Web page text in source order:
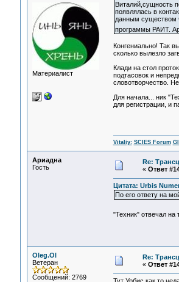
Материалист
Виталий,сущность
появлялась в
данным существом
программы РАИТ.
Конгениально! Так
сколько вылезло
Клади на стол
подтасовок и
словотворчество.
Для начала... ник
для регистрации, и
Vitaliy: SCIES Forum
Ариадна
Гость
Re:
« Ответ
Цитата: Urbis
По его ответу на
"Техник" отвечал на
Oleg.Ol
Ветеран
Сообщений: 2769
Re:
« Ответ